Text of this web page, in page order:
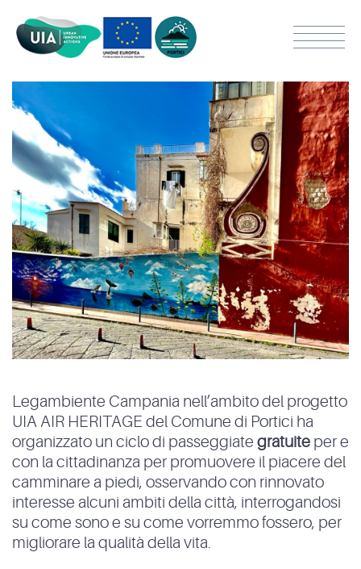
Legambiente Campania nell’ambito del progetto
UIA AIR HERITAGE del Comune di Portici ha
organizzato un ciclo di passeggiate gratuite per e
con la cittadinanza per promuovere il piacere del
camminare a piedi, osservando con rinnovato
interesse alcuni ambiti della città, interrogandosi
su come sono e su come vorremmo fossero, per
migliorare la qualità della vita.